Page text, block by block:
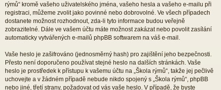
rýmů“ kromě vašeho uživatelského jména, vašeho hesla a vašeho e-mailu při
registraci, můžeme zvolit jako povinné nebo dobrovolné. Ve všech případech
dostanete možnost rozhodnout, zda-li tyto informace budou veřejně
zobrazitelné. Dále ve vašem účtu máte možnost zakázat nebo povolit zasílání
automaticky vytvářených e-mailů phpBB softwarem na váš e-mail.
Vaše heslo je zašifrováno (jednosměrný hash) pro zajištění jeho bezpečnosti.
Přesto není doporučeno používat stejné heslo na dalších stránkách. Vaše
heslo je prostředek k přístupu k vašemu účtu na „Škola rýmů“, takže jej pečlivě
uchovejte a v žádném případě nebude nikdo spojený s „Škola rýmů“, phpBB
nebo jiné, třetí strany, požadovat od vás vaše heslo. V případě, že byste